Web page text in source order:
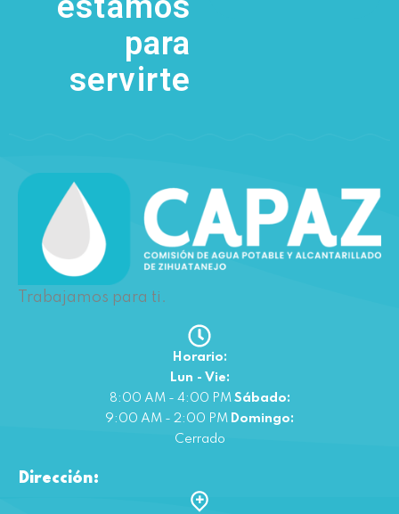
para
servirte
Trabajamos para ti.
Horario:
Lun - Vie:
8:00 AM - 4:00 PM Sábado:
9:00 AM - 2:00 PM Domingo:
Cerrado
Dirección: